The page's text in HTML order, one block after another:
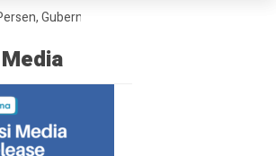
Khofifah Dorong Penguatan Kesempatan